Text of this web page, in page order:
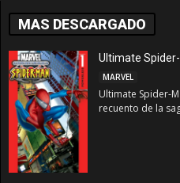
MAS DESCARGADO
Ultimate
MARVEL
Ultimate Spider-
recuento de la